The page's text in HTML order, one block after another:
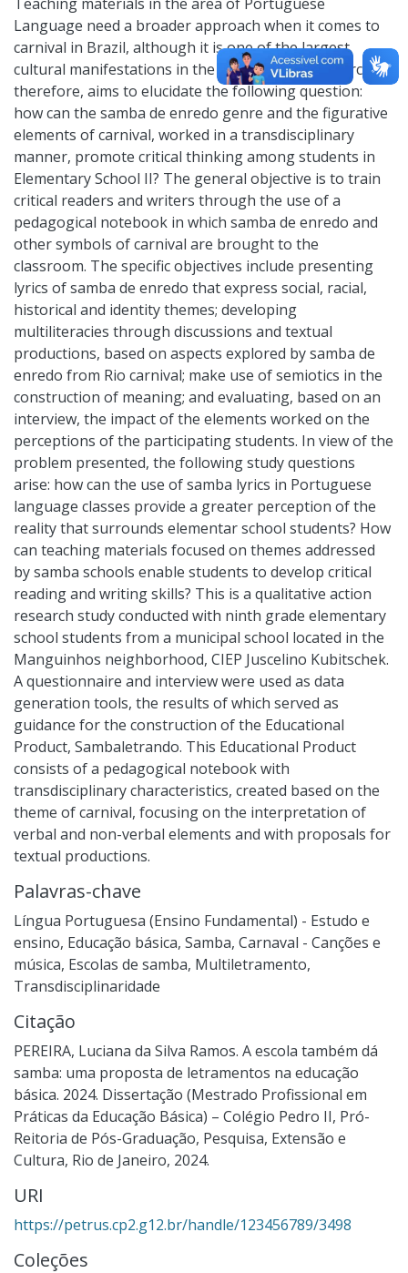
Language need a broader approach when it comes to
carnival in Brazil, although it is one of the largest
cultural manifestations in the country. This research,
therefore, aims to elucidate the following question:
how can the samba de enredo genre and the figurative
elements of carnival, worked in a transdisciplinary
manner, promote critical thinking among students in
Elementary School II? The general objective is to train
critical readers and writers through the use of a
pedagogical notebook in which samba de enredo and
other symbols of carnival are brought to the
classroom. The specific objectives include presenting
lyrics of samba de enredo that express social, racial,
historical and identity themes; developing
multiliteracies through discussions and textual
productions, based on aspects explored by samba de
enredo from Rio carnival; make use of semiotics in the
construction of meaning; and evaluating, based on an
interview, the impact of the elements worked on the
perceptions of the participating students. In view of the
problem presented, the following study questions
arise: how can the use of samba lyrics in Portuguese
language classes provide a greater perception of the
reality that surrounds elementar school students? How
can teaching materials focused on themes addressed
by samba schools enable students to develop critical
reading and writing skills? This is a qualitative action
research study conducted with ninth grade elementary
school students from a municipal school located in the
Manguinhos neighborhood, CIEP Juscelino Kubitschek.
A questionnaire and interview were used as data
generation tools, the results of which served as
guidance for the construction of the Educational
Product, Sambaletrando. This Educational Product
consists of a pedagogical notebook with
transdisciplinary characteristics, created based on the
theme of carnival, focusing on the interpretation of
verbal and non-verbal elements and with proposals for
textual productions.
Palavras-chave
Língua Portuguesa (Ensino Fundamental) - Estudo e
ensino, Educação básica, Samba, Carnaval - Canções e
música, Escolas de samba, Multiletramento,
Transdisciplinaridade
Citação
PEREIRA, Luciana da Silva Ramos. A escola também dá
samba: uma proposta de letramentos na educação
básica. 2024. Dissertação (Mestrado Profissional em
Práticas da Educação Básica) – Colégio Pedro II, Pró-
Reitoria de Pós-Graduação, Pesquisa, Extensão e
Cultura, Rio de Janeiro, 2024.
URI
https://petrus.cp2.g12.br/handle/123456789/3498
Coleções